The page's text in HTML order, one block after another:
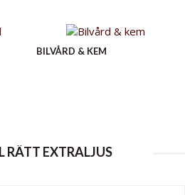
BILVÅRD & KEM
RÄTT EXTRALJUS